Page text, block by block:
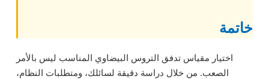
خاتمة
اختيار مقياس تدفق التروس البيضاوي المناسب ليس بالأمر
الصعب. من خلال دراسة دقيقة لسائلك، ومتطلبات النظام،